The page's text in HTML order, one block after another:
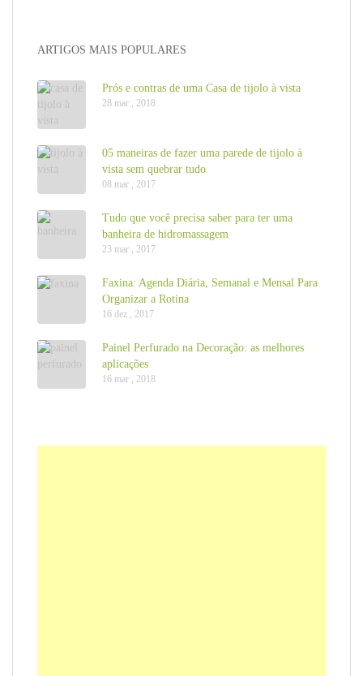
ARTIGOS MAIS POPULARES
Prós e contras de uma Casa de tijolo à vista
28 mar , 2018
05 maneiras de fazer uma parede de tijolo à
vista sem quebrar tudo
08 mar , 2017
Tudo que você precisa saber para ter uma
banheira de hidromassagem
23 mar , 2017
Faxina: Agenda Diária, Semanal e Mensal Para
Organizar a Rotina
16 dez , 2017
Painel Perfurado na Decoração: as melhores
aplicações
16 mar , 2018